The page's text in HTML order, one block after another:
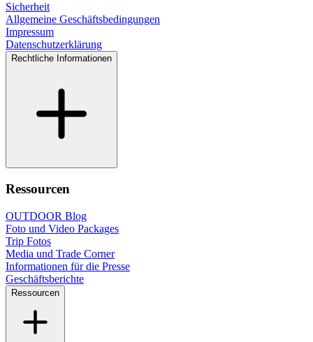
Sicherheit
Allgemeine Geschäftsbedingungen
Impressum
Datenschutzerklärung
Rechtliche Informationen
Ressourcen
OUTDOOR Blog
Foto und Video Packages
Trip Fotos
Media und Trade Corner
Informationen für die Presse
Geschäftsberichte
Ressourcen